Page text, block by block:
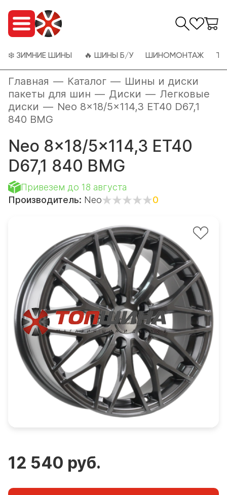
❄️ ЗИМНИЕ ШИНЫ 🔥 ШИНЫ Б/У ШИНОМОНТАЖ
Главная — Каталог — Шины и диски
пакеты для шин — Диски — Легковые
диски — Neo 8x18/5x114,3 ET40 D67,1
840 BMG
Neo 8x18/5x114,3 ET40
D67,1 840 BMG
Привезем до 18 августа
Производитель: Neo 0
12 540 руб.